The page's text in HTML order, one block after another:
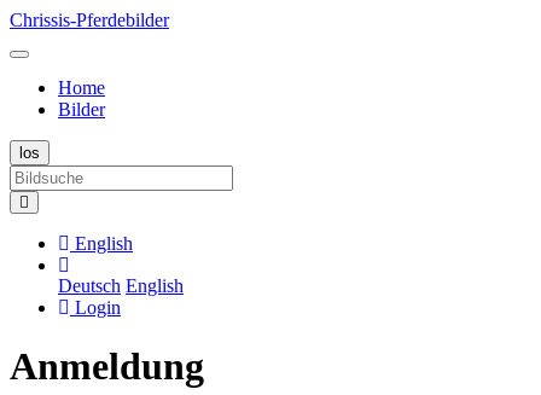
Chrissis-Pferdebilder
Home
Bilder
English
Deutsch English
Login
Anmeldung